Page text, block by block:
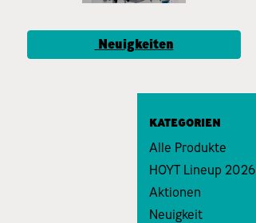
Neuigkeiten
KATEGORIEN
Alle Produkte
HOYT Lineup 2026
Aktionen
Neuigkeit